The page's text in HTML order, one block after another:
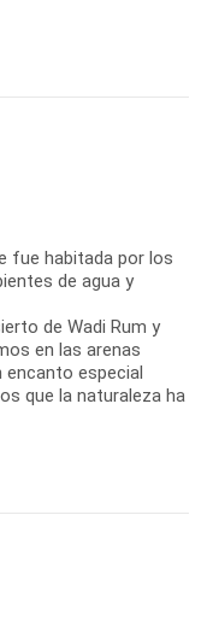
fue habitada por los
de agua y
de Wadi Rum y
en las arenas
encanto especial
que la naturaleza ha